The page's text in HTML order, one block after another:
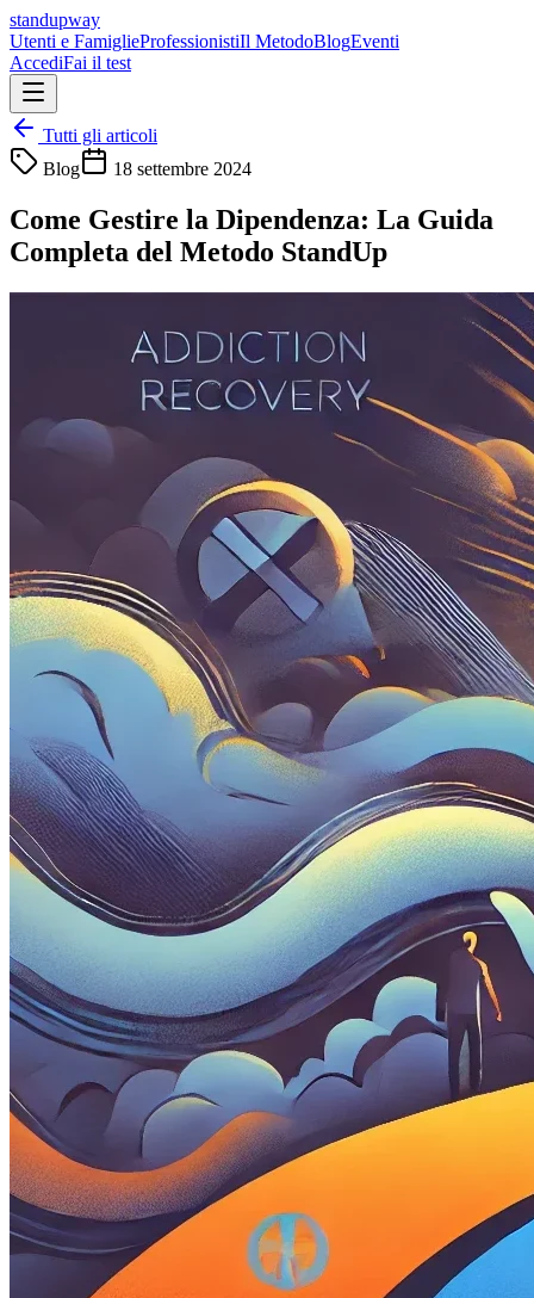
standupway
Utenti e FamiglieProfessionistiIl MetodoBlogEventi
AccediFai il test
Tutti gli articoli
Blog
18 settembre 2024
Come Gestire la Dipendenza: La Guida
Completa del Metodo StandUp